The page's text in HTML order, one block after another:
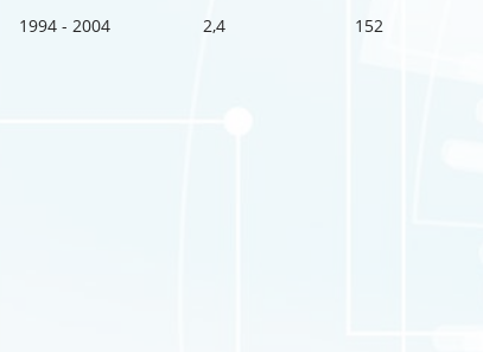
1994 - 2004 2,4 152